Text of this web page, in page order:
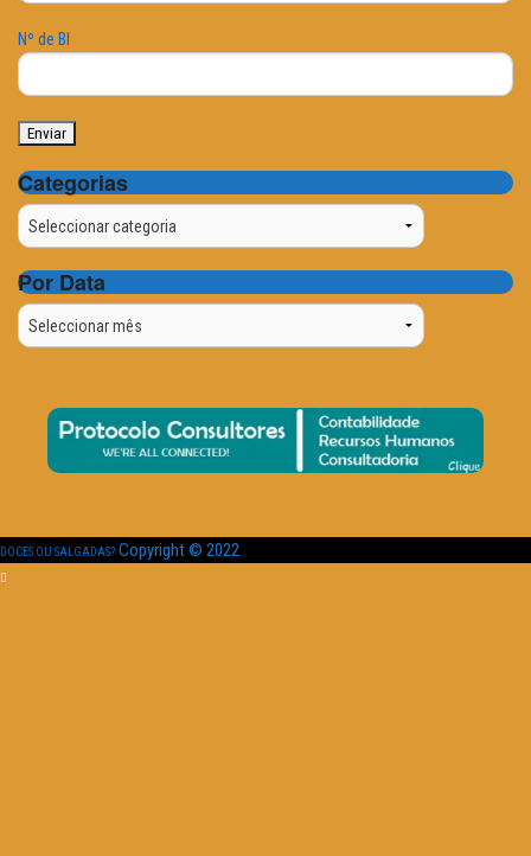
Nº de BI
Categorias
Categorias
Por Data
Por
Data
DOCES OU SALGADAS? Copyright © 2022